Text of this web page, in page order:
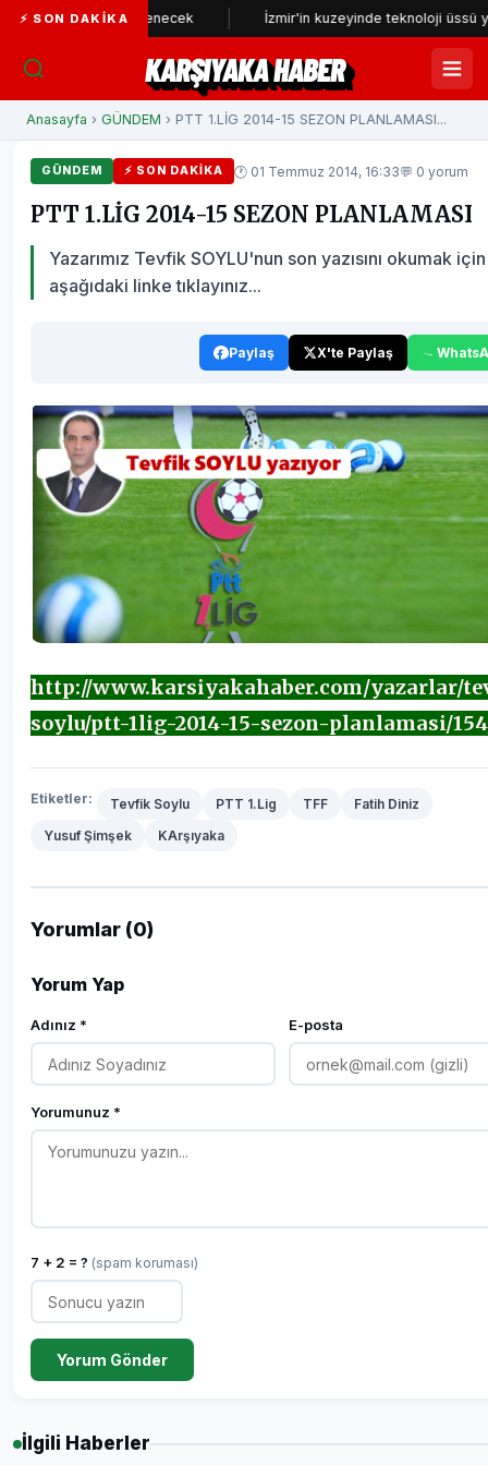
⚡ SON DAKIKA
incelenecek İzmir'in kuzeyinde teknoloji üssü yükseliyor
KARŞIYAKA HABER
Anasayfa › GÜNDEM › PTT 1.LİG 2014-15 SEZON PLANLAMASI...
GÜNDEM ⚡ SON DAKIKA 🕐 01 Temmuz 2014, 16:33💬 0 yorum
PTT 1.LİG 2014-15 SEZON PLANLAMASI
Yazarımız Tevfik SOYLU'nun son yazısını okumak için
aşağıdaki linke tıklayınız...
Paylaş X'te Paylaş
http://www.karsiyakahaber.com/yazarlar/
soylu/ptt-1lig-2014-15-sezon-planlamasi/
Etiketler: Tevfik Soylu PTT 1.Lig TFF
Fatih Diniz
Yusuf Şimşek
KArşıyaka
Yorumlar (0)
Yorum Yap
Adınız * E-posta
Yorumunuz *
7 + 2 = ? (spam koruması)
Yorum Gönder
İlgili Haberler